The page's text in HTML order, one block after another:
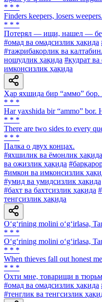
* * *
Finders keepers, losers weepers.
* * *
Потерял — ищи, нашел —
#омад ва омадсизлик ҳақида
#тажрибакорлик ва
ношудлик ҳақида #қудрат
имконсизлик ҳақида
Ҳар яхшида бир “аммо”
* * *
Har yaxshida bir “ammo”
* * *
There are two sides to every
* * *
Палка о двух концах.
#яхшилик ва ёмонлик ҳақида
ва ожизлик ҳақида
#имкон ва имконсизлик
#умид ва умидсизлик ҳақида
#бахт ва бахтсизлик ҳақида
тенгсизлик ҳақида
O‘g‘rining molini o‘g‘irlasa,
* * *
O‘g‘rining molini o‘g‘irlasa,
* * *
When thieves fall out honest
* * *
Охти мне, товарищи в
#омад ва омадсизлик ҳақида
#тенглик ва тенгсизлик